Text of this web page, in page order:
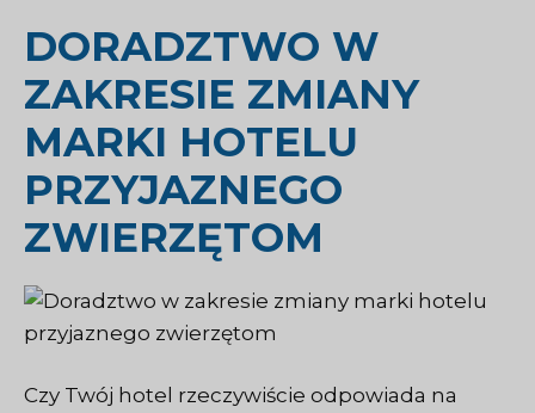
DORADZTWO W
ZAKRESIE ZMIANY
MARKI HOTELU
PRZYJAZNEGO
ZWIERZĘTOM
Czy Twój hotel rzeczywiście odpowiada na